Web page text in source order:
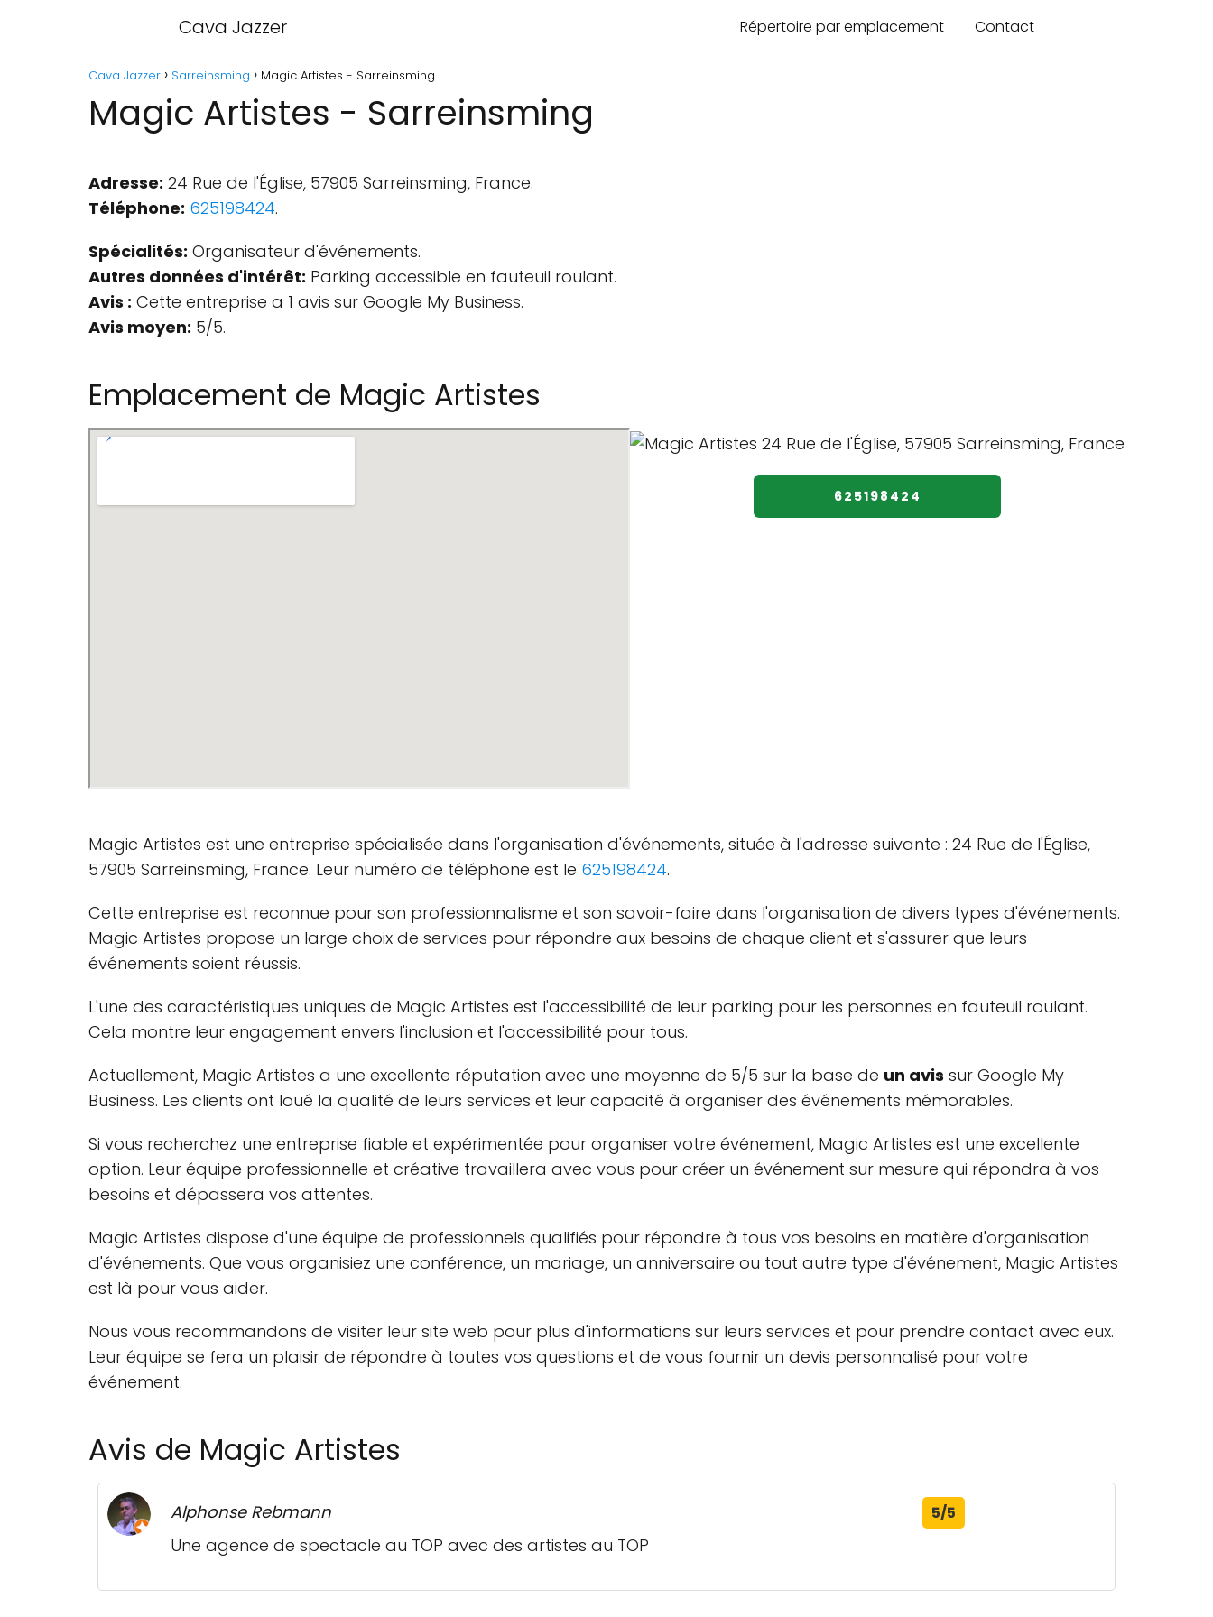
Cava Jazzer Répertoire par emplacement Contact
Cava Jazzer Sarreinsming Magic Artistes - Sarreinsming
Magic Artistes - Sarreinsming
Adresse: 24 Rue de l'Église, 57905 Sarreinsming, France.
Téléphone: 625198424.
Spécialités: Organisateur d'événements.
Autres données d'intérêt: Parking accessible en fauteuil roulant.
Avis : Cette entreprise a 1 avis sur Google My Business.
Avis moyen: 5/5.
Emplacement de Magic Artistes
625198424
Magic Artistes est une entreprise spécialisée dans l'organisation d'événements, située à l'adresse suivante : 24 Rue de l'Église,
57905 Sarreinsming, France. Leur numéro de téléphone est le 625198424.
Cette entreprise est reconnue pour son professionnalisme et son savoir-faire dans l'organisation de divers types d'événements.
Magic Artistes propose un large choix de services pour répondre aux besoins de chaque client et s'assurer que leurs
événements soient réussis.
L'une des caractéristiques uniques de Magic Artistes est l'accessibilité de leur parking pour les personnes en fauteuil roulant.
Cela montre leur engagement envers l'inclusion et l'accessibilité pour tous.
Actuellement, Magic Artistes a une excellente réputation avec une moyenne de 5/5 sur la base de un avis sur Google My
Business. Les clients ont loué la qualité de leurs services et leur capacité à organiser des événements mémorables.
Si vous recherchez une entreprise fiable et expérimentée pour organiser votre événement, Magic Artistes est une excellente
option. Leur équipe professionnelle et créative travaillera avec vous pour créer un événement sur mesure qui répondra à vos
besoins et dépassera vos attentes.
Magic Artistes dispose d'une équipe de professionnels qualifiés pour répondre à tous vos besoins en matière d'organisation
d'événements. Que vous organisiez une conférence, un mariage, un anniversaire ou tout autre type d'événement, Magic Artistes
est là pour vous aider.
Nous vous recommandons de visiter leur site web pour plus d'informations sur leurs services et pour prendre contact avec eux.
Leur équipe se fera un plaisir de répondre à toutes vos questions et de vous fournir un devis personnalisé pour votre
événement.
Avis de Magic Artistes
Alphonse Rebmann 5/5
Une agence de spectacle au TOP avec des artistes au TOP